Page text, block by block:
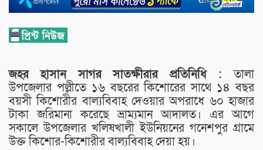
জহর হাসান সাগর সাতক্ষীরার প্রতিনিধি :তালা
উপজেলার পল্লীতে ১৬ বছরের কিশোরের সাথে ১৪ বছর
বয়সী কিশোরীর বাল্যবিবাহ দেওয়ার অপরাধে ৬০ হাজার
টাকা জরিমানা করেছে ভ্রাম্যমান আদালত। এর আগে
সকালে উপজেলার খলিষখালী ইউনিয়নের গনেশপুর গ্রামে
উক্ত কিশোর-কিশোরীর বাল্যবিবাহ দেয়া হয়।